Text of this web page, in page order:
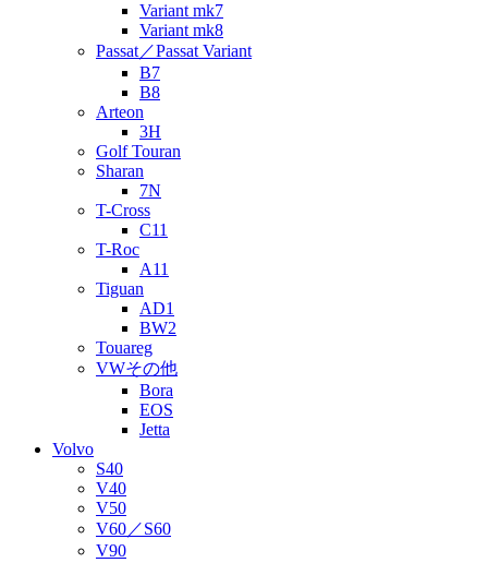
Variant mk7
Variant mk8
Passat／Passat Variant
B7
B8
Arteon
3H
Golf Touran
Sharan
7N
T-Cross
C11
T-Roc
A11
Tiguan
AD1
BW2
Touareg
VWその他
Bora
EOS
Jetta
Volvo
S40
V40
V50
V60／S60
V90